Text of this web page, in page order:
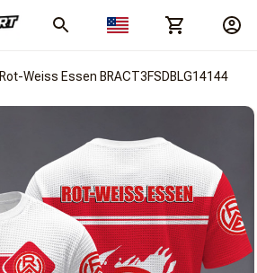
Rot-Weiss Essen BRACT3FSDBLG14144